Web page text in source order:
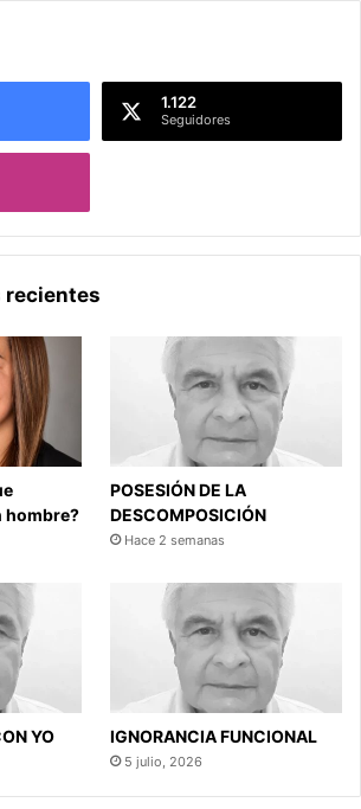
1.122
Seguidores
recientes
hombre?
POSESIÓN DE LA
DESCOMPOSICIÓN
Hace 2 semanas
YO IGNORANCIA FUNCIONAL
5 julio, 2026